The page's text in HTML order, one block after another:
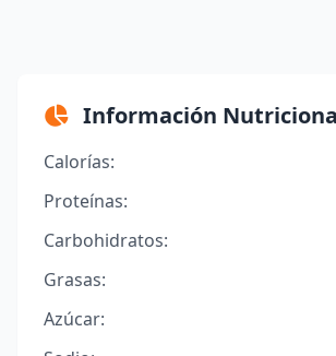
Información
Calorías:
Proteínas:
Carbohidratos:
Grasas:
Azúcar: